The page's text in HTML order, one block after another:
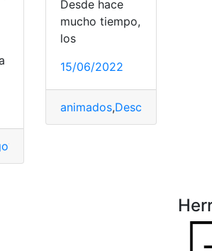
Desde hace
mucho tiempo,
los
15/06/2022
animados,Descargar